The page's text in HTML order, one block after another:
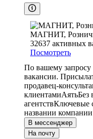
МАГНИТ,
32637 активных
Посмотреть
По вашему запросу
вакансии.
продавец-
клиентамиАятьБез
агентствКлючевые
названии
В мессенджер
На почту